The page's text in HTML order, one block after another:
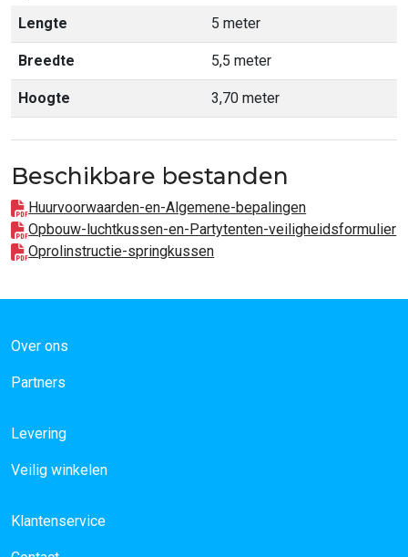
Lengte 5 meter
Breedte 5,5 meter
Hoogte 3,70 meter
Beschikbare bestanden
Huurvoorwaarden-en-Algemene-bepalingen
Opbouw-luchtkussen-en-Partytenten-veiligheidsformulier
Oprolinstructie-springkussen
Over ons
Partners
Levering
Veilig winkelen
Klantenservice